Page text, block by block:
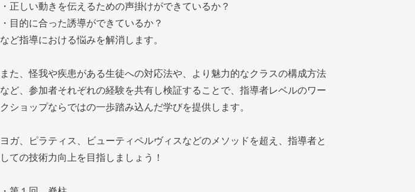
・正しい動きを伝えるための声掛けができているか？
・目的に合った誘導ができているか？
など指導における悩みを解消します。
また、怪我や疾患がある生徒への対応法や、より魅力的なクラスの構成方法
など、参加者それぞれの経験を共有し検証することで、指導者レベルのワー
クショップならではの一歩踏み込んだ学びを提供します。
ヨガ、ピラティス、ビューティペルヴィスなどのメソッドを超え、指導者と
しての技術力向上を目指しましょう！